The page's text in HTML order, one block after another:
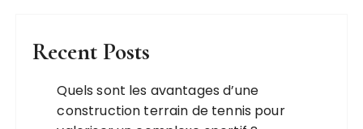
Recent Posts
Quels sont les avantages d’une
construction terrain de tennis pour